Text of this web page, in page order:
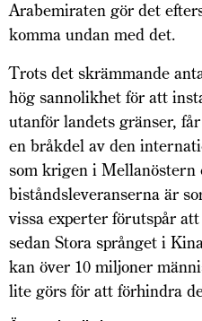
Arabemiraten gör det
komma undan med det.
Trots det skrämmande
hög sannolikhet för att
utanför landets gränser,
en bråkdel av den
som krigen i Mellanöstern
biståndsleveranserna är
vissa experter förutspår
sedan Stora språnget i
kan över 10 miljoner
lite görs för att förhindra